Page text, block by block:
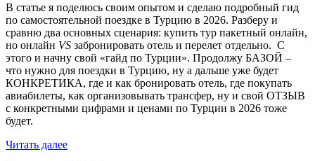
В статье я поделюсь своим опытом и сделаю подробный гид
по самостоятельной поездке в Турцию в 2026. Разберу и
сравню два основных сценария: купить тур пакетный онлайн,
но онлайн VS забронировать отель и перелет отдельно. С
этого и начну свой «гайд по Турции». Продолжу БАЗОЙ –
что нужно для поездки в Турцию, ну а дальше уже будет
КОНКРЕТИКА, где и как бронировать отель, где покупать
авиабилеты, как организовывать трансфер, ну и свой ОТЗЫВ
с конкретными цифрами и ценами по Турции в 2026 тоже
будет.
Читать далее